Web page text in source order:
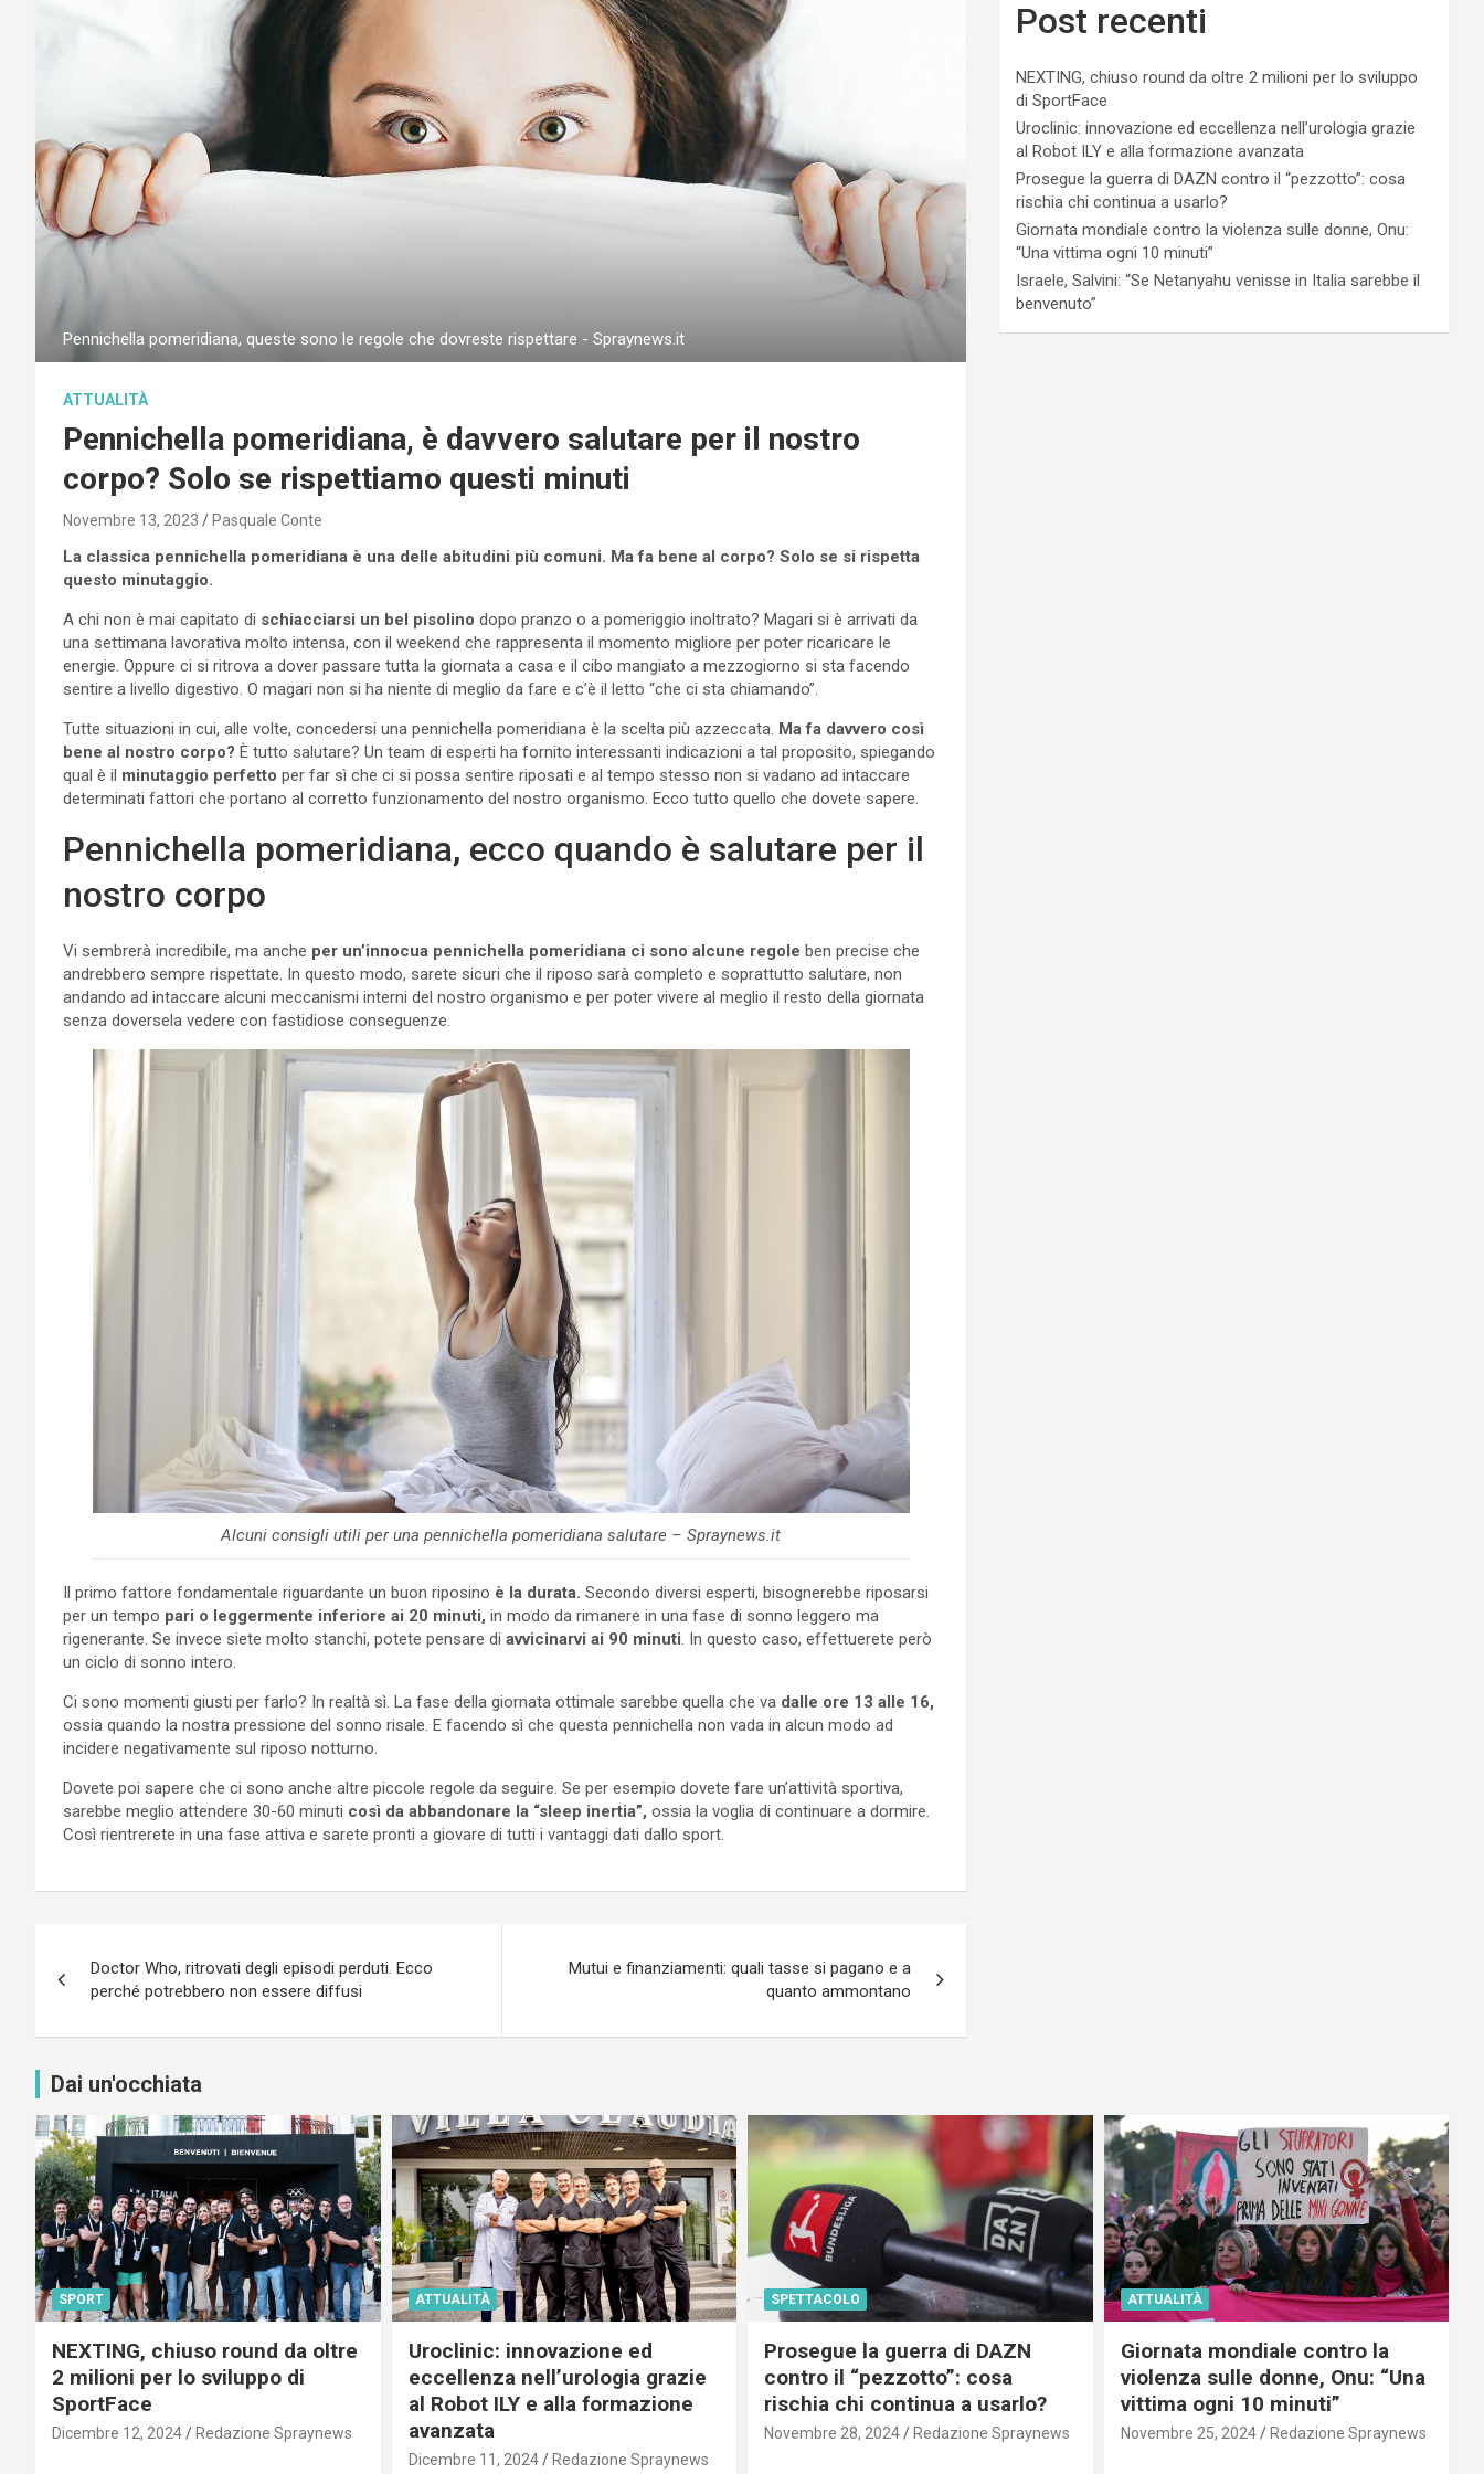
Pennichella pomeridiana, queste sono le regole che dovreste rispettare - Spraynews.it
ATTUALITÀ
Pennichella pomeridiana, è davvero salutare per il nostro
corpo? Solo se rispettiamo questi minuti
Novembre 13, 2023 Pasquale Conte
La classica pennichella pomeridiana è una delle abitudini più comuni. Ma fa bene al corpo? Solo se si rispetta
questo minutaggio.
A chi non è mai capitato di schiacciarsi un bel pisolino dopo pranzo o a pomeriggio inoltrato? Magari si è arrivati da
una settimana lavorativa molto intensa, con il weekend che rappresenta il momento migliore per poter ricaricare le
energie. Oppure ci si ritrova a dover passare tutta la giornata a casa e il cibo mangiato a mezzogiorno si sta facendo
sentire a livello digestivo. O magari non si ha niente di meglio da fare e c’è il letto “che ci sta chiamando”.
Tutte situazioni in cui, alle volte, concedersi una pennichella pomeridiana è la scelta più azzeccata. Ma fa davvero così
bene al nostro corpo? È tutto salutare? Un team di esperti ha fornito interessanti indicazioni a tal proposito, spiegando
qual è il minutaggio perfetto per far sì che ci si possa sentire riposati e al tempo stesso non si vadano ad intaccare
determinati fattori che portano al corretto funzionamento del nostro organismo. Ecco tutto quello che dovete sapere.
Pennichella pomeridiana, ecco quando è salutare per il
nostro corpo
Vi sembrerà incredibile, ma anche per un’innocua pennichella pomeridiana ci sono alcune regole ben precise che
andrebbero sempre rispettate. In questo modo, sarete sicuri che il riposo sarà completo e soprattutto salutare, non
andando ad intaccare alcuni meccanismi interni del nostro organismo e per poter vivere al meglio il resto della giornata
senza doversela vedere con fastidiose conseguenze.
Alcuni consigli utili per una pennichella pomeridiana salutare – Spraynews.it
Il primo fattore fondamentale riguardante un buon riposino è la durata. Secondo diversi esperti, bisognerebbe riposarsi
per un tempo pari o leggermente inferiore ai 20 minuti, in modo da rimanere in una fase di sonno leggero ma
rigenerante. Se invece siete molto stanchi, potete pensare di avvicinarvi ai 90 minuti . In questo caso, effettuerete però
un ciclo di sonno intero.
Ci sono momenti giusti per farlo? In realtà sì. La fase della giornata ottimale sarebbe quella che va dalle ore 13 alle 16,
ossia quando la nostra pressione del sonno risale. E facendo sì che questa pennichella non vada in alcun modo ad
incidere negativamente sul riposo notturno.
Dovete poi sapere che ci sono anche altre piccole regole da seguire. Se per esempio dovete fare un’attività sportiva,
sarebbe meglio attendere 30-60 minuti così da abbandonare la “sleep inertia”, ossia la voglia di continuare a dormire.
Così rientrerete in una fase attiva e sarete pronti a giovare di tutti i vantaggi dati dallo sport.
articoli
Doctor Who, ritrovati degli episodi perduti. Ecco
perché potrebbero non essere diffusi
Mutui e finanziamenti: quali tasse si pagano e a
quanto ammontano
Post recenti
NEXTING, chiuso round da oltre 2 milioni per lo sviluppo
di SportFace
Uroclinic: innovazione ed eccellenza nell’urologia grazie
al Robot ILY e alla formazione avanzata
Prosegue la guerra di DAZN contro il “pezzotto”: cosa
rischia chi continua a usarlo?
Giornata mondiale contro la violenza sulle donne, Onu:
“Una vittima ogni 10 minuti”
Israele, Salvini: “Se Netanyahu venisse in Italia sarebbe il
benvenuto”
Dai un'occhiata
SPORT
NEXTING, chiuso round da oltre
2 milioni per lo sviluppo di
SportFace
Dicembre 12, 2024 Redazione Spraynews
ATTUALITÀ
Uroclinic: innovazione ed
eccellenza nell’urologia grazie
al Robot ILY e alla formazione
avanzata
Dicembre 11, 2024 Redazione Spraynews
SPETTACOLO
Prosegue la guerra di DAZN
contro il “pezzotto”: cosa
rischia chi continua a usarlo?
Novembre 28, 2024 Redazione Spraynews
ATTUALITÀ
Giornata mondiale contro la
violenza sulle donne, Onu: “Una
vittima ogni 10 minuti”
Novembre 25, 2024 Redazione Spraynews